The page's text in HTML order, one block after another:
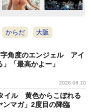
からだ 大阪
角度のエンジェル アイ
「最高かよー」
2026.08.10
イル 黄色からこぼれる
マガ」2度目の降臨